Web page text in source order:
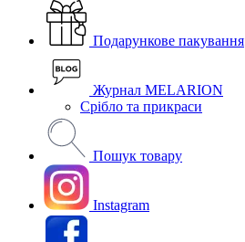
Подарункове пакування
Журнал MELARION
Срібло та прикраси
Пошук товару
Instagram